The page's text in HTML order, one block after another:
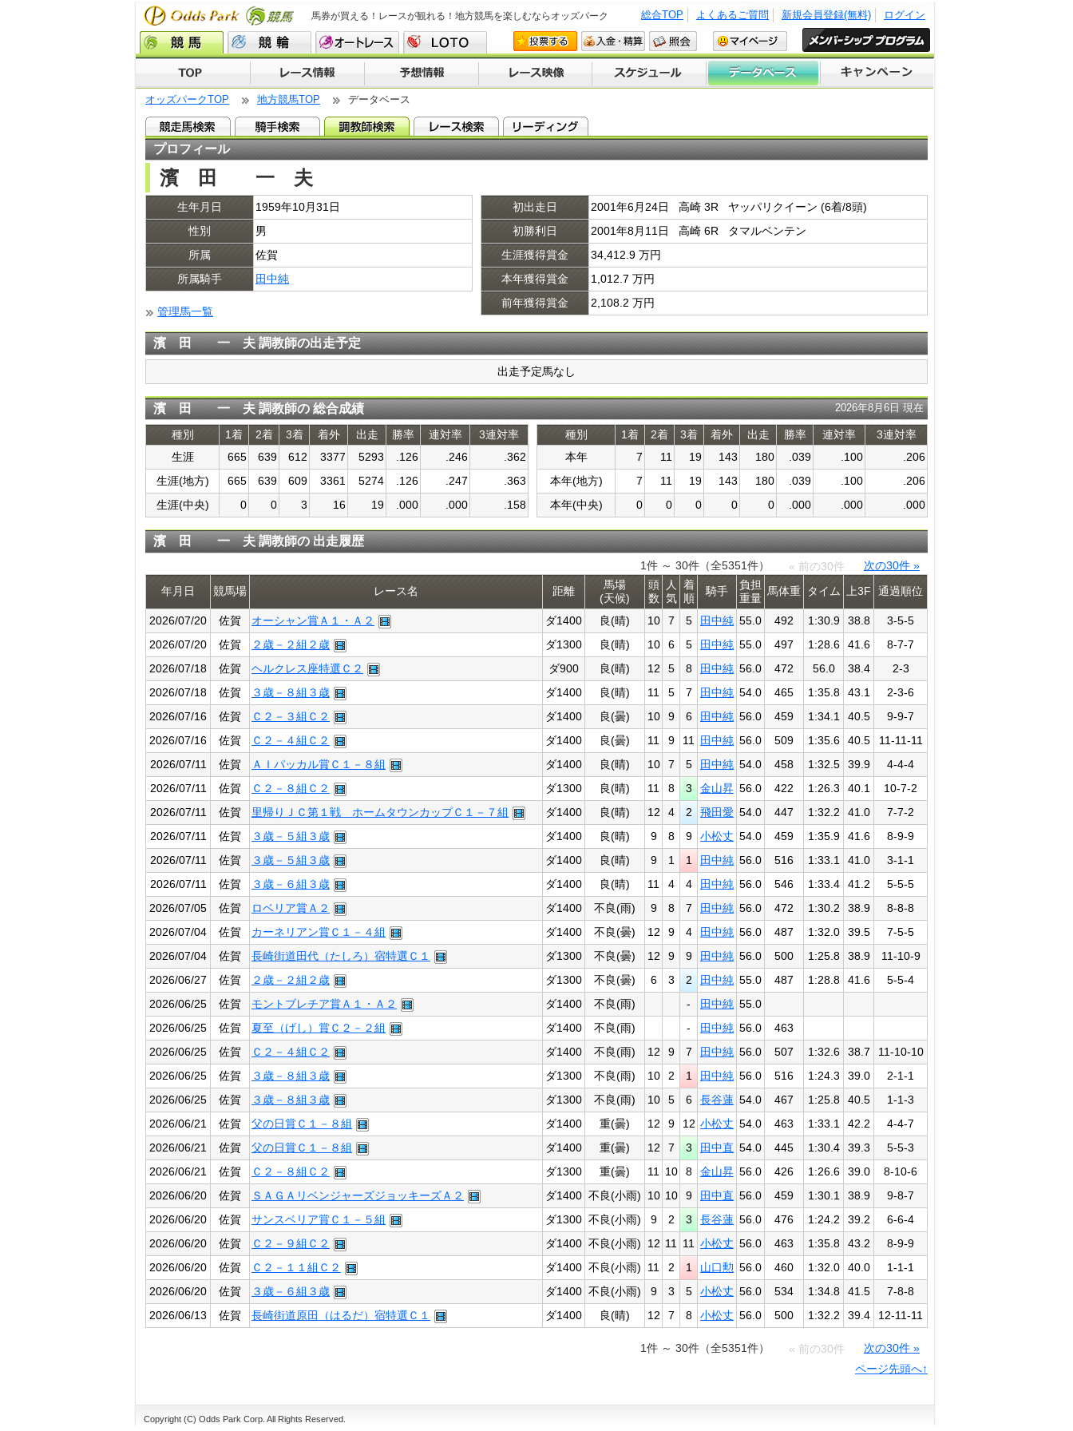
馬券が買える！レースが観れる！地方競馬を楽しむならオッズパーク ログイン
新規会員登録(無料)
よくあるご質問
総合TOP
オッズパークTOP 地方競馬TOP データベース
プロフィール
濱 田 一 夫
生年月日
1959年10月31日
性別
男
所属
佐賀
所属騎手
田中純
管理馬一覧
初出走日
2001年6月24日 高崎 3R ヤッパリクイーン (6着/8頭)
初勝利日
2001年8月11日 高崎 6R タマルベンテン
生涯獲得賞金
34,412.9 万円
本年獲得賞金
1,012.7 万円
前年獲得賞金
2,108.2 万円
濱 田 一 夫 調教師の出走予定
出走予定馬なし
濱 田 一 夫 調教師の 総合成績 2026年8月6日 現在
種別 1着 2着 3着 着外 出走 勝率 連対率
3連対率
生涯
665 639 612 3377 5293 .126 .246
.362
生涯(地方)
665 639 609 3361 5274 .126 .247
.363
生涯(中央)
0 0 3 16 19 .000 .000 .158
種別 1着 2着 3着 着外 出走 勝率 連対率
3連対率
本年
7 11 19 143 180 .039 .100
.206
本年(地方)
7 11 19 143 180 .039 .100
.206
本年(中央)
0 0 0 0 0 .000 .000 .000
濱 田 一 夫 調教師の 出走履歴
1件 ～ 30件（全5351件） « 前の30件 次の30件 »
年月日 競馬場 レース名 距離
馬場
(天候)
頭
数
人
気
着
順
騎手
負担
重量
馬体重 タイム 上3F 通過​順位
2026/07/20 佐賀 オーシャン賞Ａ１・Ａ２ ダ1400 良(晴) 10 7 5 田中純 55.0 492 1:30.9 38.8
3-5-5
2026/07/20
佐賀 ２歳－２組２歳 ダ1300 良(晴) 10 6 5 田中純 55.0 497 1:28.6 41.6
8-7-7
2026/07/18
佐賀 ヘルクレス座特選Ｃ２ ダ900 良(晴) 12 5 8 田中純 56.0 472 56.0 38.4
2-3
2026/07/18
佐賀 ３歳－８組３歳 ダ1400 良(晴) 11 5 7 田中純 54.0 465 1:35.8 43.1
2-3-6
2026/07/16
佐賀 Ｃ２－３組Ｃ２ ダ1400 良(曇) 10 9 6 田中純 56.0 459 1:34.1 40.5
9-9-7
2026/07/16
佐賀 Ｃ２－４組Ｃ２ ダ1400 良(曇) 11 9 11 田中純 56.0 509 1:35.6 40.5
11-11-11
2026/07/11
佐賀 ＡＩパッカル賞Ｃ１－８組 ダ1400 良(晴) 10 7 5 田中純 54.0 458 1:32.5 39.9
4-4-4
2026/07/11
佐賀 Ｃ２－８組Ｃ２ ダ1300 良(晴) 11 8 3 金山昇 56.0 422 1:26.3 40.1
10-7-2
2026/07/11
佐賀 里帰りＪＣ第１戦 ホームタウンカップＣ１－７組 ダ1400 良(晴) 12 4 2 飛田愛 54.0 447 1:32.2 41.0
7-7-2
2026/07/11
佐賀 ３歳－５組３歳 ダ1400 良(晴) 9 8 9 小松丈 54.0 459 1:35.9 41.6
8-9-9
2026/07/11
佐賀 ３歳－５組３歳 ダ1400 良(晴) 9 1 1 田中純 56.0 516 1:33.1 41.0
3-1-1
2026/07/11
佐賀 ３歳－６組３歳 ダ1400 良(晴) 11 4 4 田中純 56.0 546 1:33.4 41.2
5-5-5
2026/07/05
佐賀 ロベリア賞Ａ２ ダ1400 不良(雨) 9 8 7 田中純 56.0 472 1:30.2 38.9
8-8-8
2026/07/04
佐賀 カーネリアン賞Ｃ１－４組 ダ1400 不良(曇) 12 9 4 田中純 56.0 487 1:32.0 39.5
7-5-5
2026/07/04
佐賀 長崎街道田代（たしろ）宿特選Ｃ１ ダ1300 不良(曇) 12 9 9 田中純 56.0 500 1:25.8 38.9
11-10-9
2026/06/27
佐賀 ２歳－２組２歳 ダ1300 不良(曇) 6 3 2 田中純 55.0 487 1:28.8 41.6
5-5-4
2026/06/25
佐賀 モントブレチア賞Ａ１・Ａ２ ダ1400 不良(雨) - 田中純 55.0
2026/06/25
佐賀 夏至（げし）賞Ｃ２－２組 ダ1400 不良(雨) - 田中純 56.0
463
2026/06/25
佐賀 Ｃ２－４組Ｃ２ ダ1400 不良(雨) 12 9 7 田中純 56.0 507 1:32.6 38.7
11-10-10
2026/06/25
佐賀 ３歳－８組３歳 ダ1300 不良(雨) 10 2 1 田中純 56.0 516 1:24.3 39.0
2-1-1
2026/06/25
佐賀 ３歳－８組３歳 ダ1300 不良(雨) 10 5 6 長谷蓮 54.0 467 1:25.8 40.5
1-1-3
2026/06/21
佐賀 父の日賞Ｃ１－８組 ダ1400 重(曇) 12 9 12 小松丈 54.0 463 1:33.1 42.2
4-4-7
2026/06/21
佐賀 父の日賞Ｃ１－８組 ダ1400 重(曇) 12 7 3 田中直 54.0 445 1:30.4 39.3
5-5-3
2026/06/21
佐賀 Ｃ２－８組Ｃ２ ダ1300 重(曇) 11 10 8 金山昇 56.0 426 1:26.6 39.0
8-10-6
2026/06/20
佐賀 ＳＡＧＡリベンジャーズジョッキーズＡ２ ダ1400 不良(小雨) 10 10 9 田中直 56.0 459 1:30.1 38.9
9-8-7
2026/06/20
佐賀 サンスベリア賞Ｃ１－５組 ダ1300 不良(小雨) 9 2 3 長谷蓮 56.0 476 1:24.2 39.2
6-6-4
2026/06/20
佐賀 Ｃ２－９組Ｃ２ ダ1400 不良(小雨) 12 11 11 小松丈 56.0 463 1:35.8 43.2
8-9-9
2026/06/20
佐賀 Ｃ２－１１組Ｃ２ ダ1400 不良(小雨) 11 2 1 山口勲 56.0 460 1:32.0 40.0
1-1-1
2026/06/20
佐賀 ３歳－６組３歳 ダ1400 不良(小雨) 9 3 5 小松丈 56.0 534 1:34.8 41.5
7-8-8
2026/06/13
佐賀 長崎街道原田（はるだ）宿特選Ｃ１ ダ1400 良(晴) 12 7 8 小松丈 56.0 500 1:32.2 39.4 12-11-11
1件 ～ 30件（全5351件） « 前の30件
次の30件 »
ページ先頭へ↑
Copyright (C) Odds Park Corp. All Rights Reserved.